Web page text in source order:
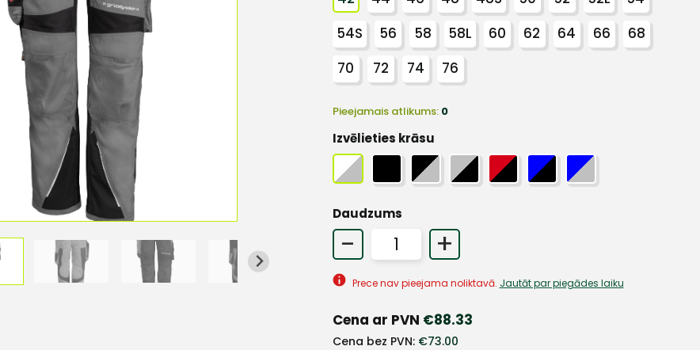
54S
56 58 58L 60 62 64 66
68
70
72 74 76
Pieejamais atlikums: 0
Izvēlieties krāsu
Daudzums
- +
Prece nav pieejama noliktavā. Jautāt par piegādes laiku
Cena ar PVN €88.33
Cena bez PVN: €73.00